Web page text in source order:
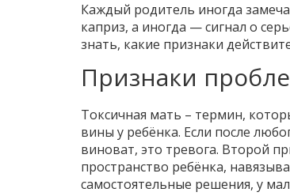
Каждый родитель иногда
каприз, а иногда — сигнал о
знать, какие признаки
Признаки
Токсичная мать – термин,
вины у ребёнка. Если после
виноват, это тревога. Второй
пространство ребёнка,
самостоятельные решения, у